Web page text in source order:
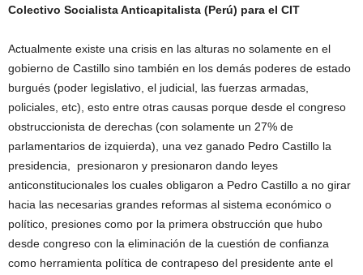
Colectivo Socialista Anticapitalista (Perú) para el CIT
Actualmente existe una crisis en las alturas no solamente en el
gobierno de Castillo sino también en los demás poderes de estado
burgués (poder legislativo, el judicial, las fuerzas armadas,
policiales, etc), esto entre otras causas porque desde el congreso
obstruccionista de derechas (con solamente un 27% de
parlamentarios de izquierda), una vez ganado Pedro Castillo la
presidencia, presionaron y presionaron dando leyes
anticonstitucionales los cuales obligaron a Pedro Castillo a no girar
hacia las necesarias grandes reformas al sistema económico o
político, presiones como por la primera obstrucción que hubo
desde congreso con la eliminación de la cuestión de confianza
como herramienta política de contrapeso del presidente ante el